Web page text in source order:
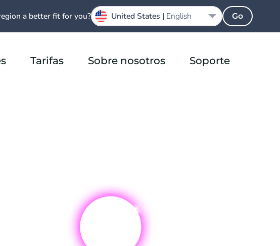
Tarifas Sobre nosotros Soporte
a better fit for you? United States | English Go